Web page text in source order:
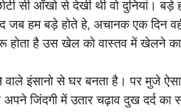
सी आँखो से देखी थी वो दुनियां। बड़े
जब हम बड़े होते हे, अचानक एक दिन
होता है उस खेल को वास्तव में खेलने
इंसानो से घर बनता है। पर मुजे ऐसा
जिंदगी में उतार चढ़ाव दुख दर्द का